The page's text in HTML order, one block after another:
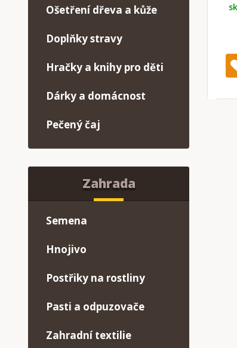
Ošetření dřeva a kůže
Doplňky stravy
Hračky a knihy pro děti
Dárky a domácnost
Pečený čaj
Zahrada
Semena
Hnojivo
Postřiky na rostliny
Pasti a odpuzovače
Zahradní textilie